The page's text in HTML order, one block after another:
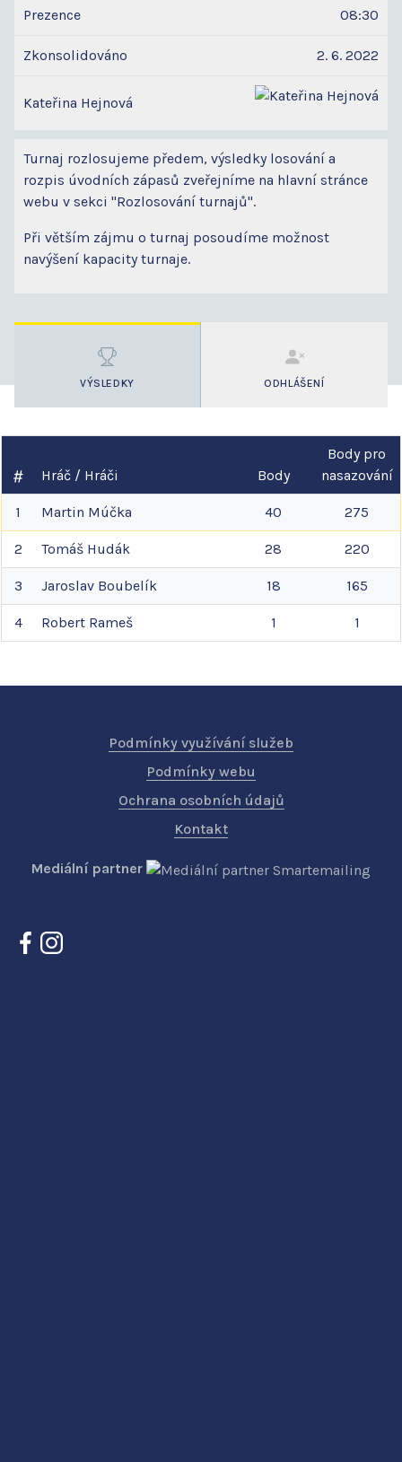
Prezence 08:30
Zkonsolidováno 2. 6. 2022
Kateřina Hejnová
Turnaj rozlosujeme předem, výsledky losování a
rozpis úvodních zápasů zveřejníme na hlavní stránce
webu v sekci "Rozlosování turnajů".
Při větším zájmu o turnaj posoudíme možnost
navýšení kapacity turnaje.
VÝSLEDKY ODHLÁŠENÍ
Hráč / Hráči Body
Body pro
nasazování
1 Martin Múčka 40 275
2 Tomáš Hudák 28 220
3 Jaroslav Boubelík 18 165
4 Robert Rameš 1 1
Podmínky využívání služeb
Podmínky webu
Ochrana osobních údajů
Kontakt
Mediální partner